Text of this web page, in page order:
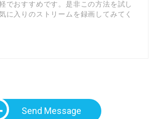
でおすすめです。是非この方法を試し
に入りのストリームを録画してみてく
Send Message